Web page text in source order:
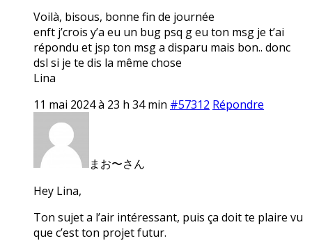
Voilà, bisous, bonne fin de journée
enft j’crois y’a eu un bug psq g eu ton msg je t’ai
répondu et jsp ton msg a disparu mais bon.. donc
dsl si je te dis la même chose
Lina
11 mai 2024 à 23 h 34 min #57312 Répondre
まお〜さん
Hey Lina,
Ton sujet a l’air intéressant, puis ça doit te plaire vu
que c’est ton projet futur.